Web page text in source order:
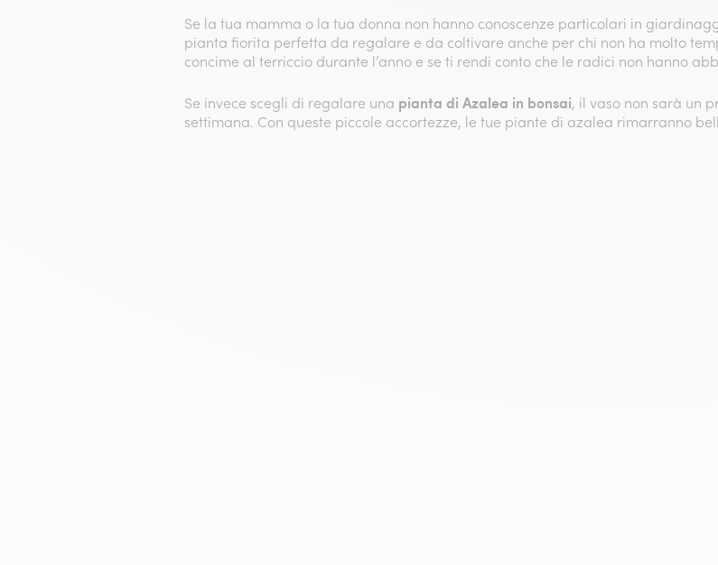
Se la tua mamma o la tua donna non hanno conoscenze particolari in
pianta fiorita perfetta da regalare e da coltivare anche per chi non ha molto
concime al terriccio durante l’anno e se ti rendi conto che le radici non hanno
Se invece scegli di regalare una pianta di Azalea in bonsai, il vaso non sarà un
settimana. Con queste piccole accortezze, le tue piante di azalea rimarranno